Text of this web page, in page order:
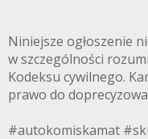
Niniejsze ogłoszenie
w szczególności
Kodeksu cywilnego.
prawo do
#autokomiskamat